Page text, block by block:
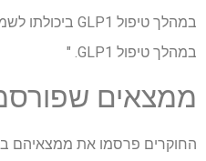
במהלך טיפול GLP1 ביכולתו לשמר או לשפר את ה- VO
במהלך טיפול GLP1. "
ממצאים
החוקרים פרסמו את ממצאיהם ב